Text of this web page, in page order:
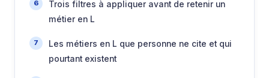
Trois filtres à appliquer avant de retenir un
métier en L
Les métiers en L que personne ne cite et qui
pourtant existent